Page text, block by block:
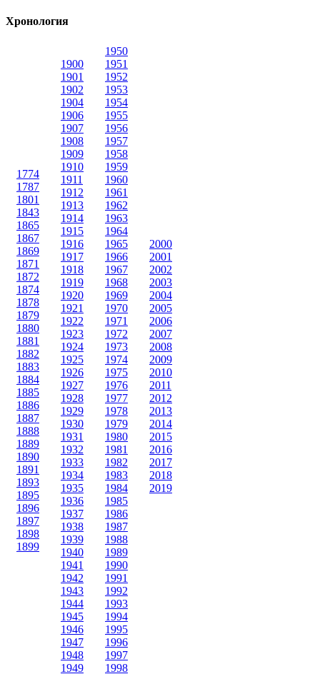
Хронология
1774
1787
1801
1843
1865
1867
1869
1871
1872
1874
1878
1879
1880
1881
1882
1883
1884
1885
1886
1887
1888
1889
1890
1891
1893
1895
1896
1897
1898
1899
1900
1901
1902
1904
1906
1907
1908
1909
1910
1911
1912
1913
1914
1915
1916
1917
1918
1919
1920
1921
1922
1923
1924
1925
1926
1927
1928
1929
1930
1931
1932
1933
1934
1935
1936
1937
1938
1939
1940
1941
1942
1943
1944
1945
1946
1947
1948
1949
1950
1951
1952
1953
1954
1955
1956
1957
1958
1959
1960
1961
1962
1963
1964
1965
1966
1967
1968
1969
1970
1971
1972
1973
1974
1975
1976
1977
1978
1979
1980
1981
1982
1983
1984
1985
1986
1987
1988
1989
1990
1991
1992
1993
1994
1995
1996
1997
1998
2000
2001
2002
2003
2004
2005
2006
2007
2008
2009
2010
2011
2012
2013
2014
2015
2016
2017
2018
2019